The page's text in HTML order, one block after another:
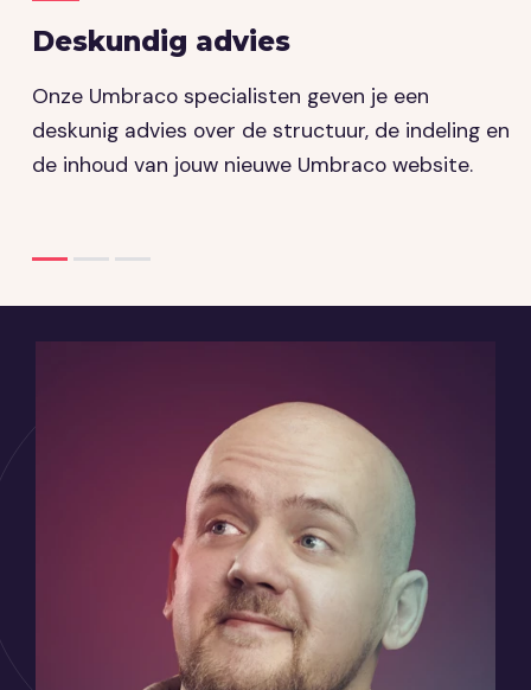
Deskundig advies
Onze Umbraco specialisten geven je een
deskunig advies over de structuur, de indeling en
de inhoud van jouw nieuwe Umbraco website.